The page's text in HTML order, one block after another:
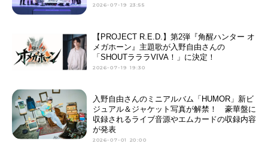
2026-07-19 23:55
【PROJECT R.E.D.】第2弾『角醒ハンター オ
メガホーン』主題歌が入野自由さんの
「SHOUTラララVIVA！」に決定！
2026-07-19 19:30
入野自由さんのミニアルバム「HUMOR」新ビ
ジュアル＆ジャケット写真が解禁！ 豪華盤に
収録されるライブ音源やエムカードの収録内容
が発表
2026-07-01 20:00